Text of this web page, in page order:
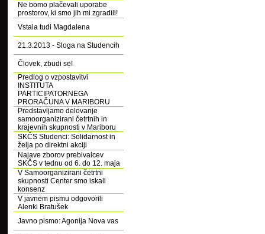
Ne bomo plačevali uporabe
prostorov, ki smo jih mi zgradili!
Vstala tudi Magdalena
21.3.2013 - Sloga na Studencih
Človek, zbudi se!
Predlog o vzpostavitvi
INSTITUTA
PARTICIPATORNEGA
PRORAČUNA V MARIBORU
Predstavljamo delovanje
samoorganizirani četrtnih in
krajevnih skupnosti v Mariboru
SKČS Studenci: Solidarnost in
želja po direktni akciji
Najave zborov prebivalcev
SKČS v tednu od 6. do 12. maja
V Samoorganizirani četrtni
skupnosti Center smo iskali
konsenz
V javnem pismu odgovorili
Alenki Bratušek
Javno pismo: Agonija Nova vas